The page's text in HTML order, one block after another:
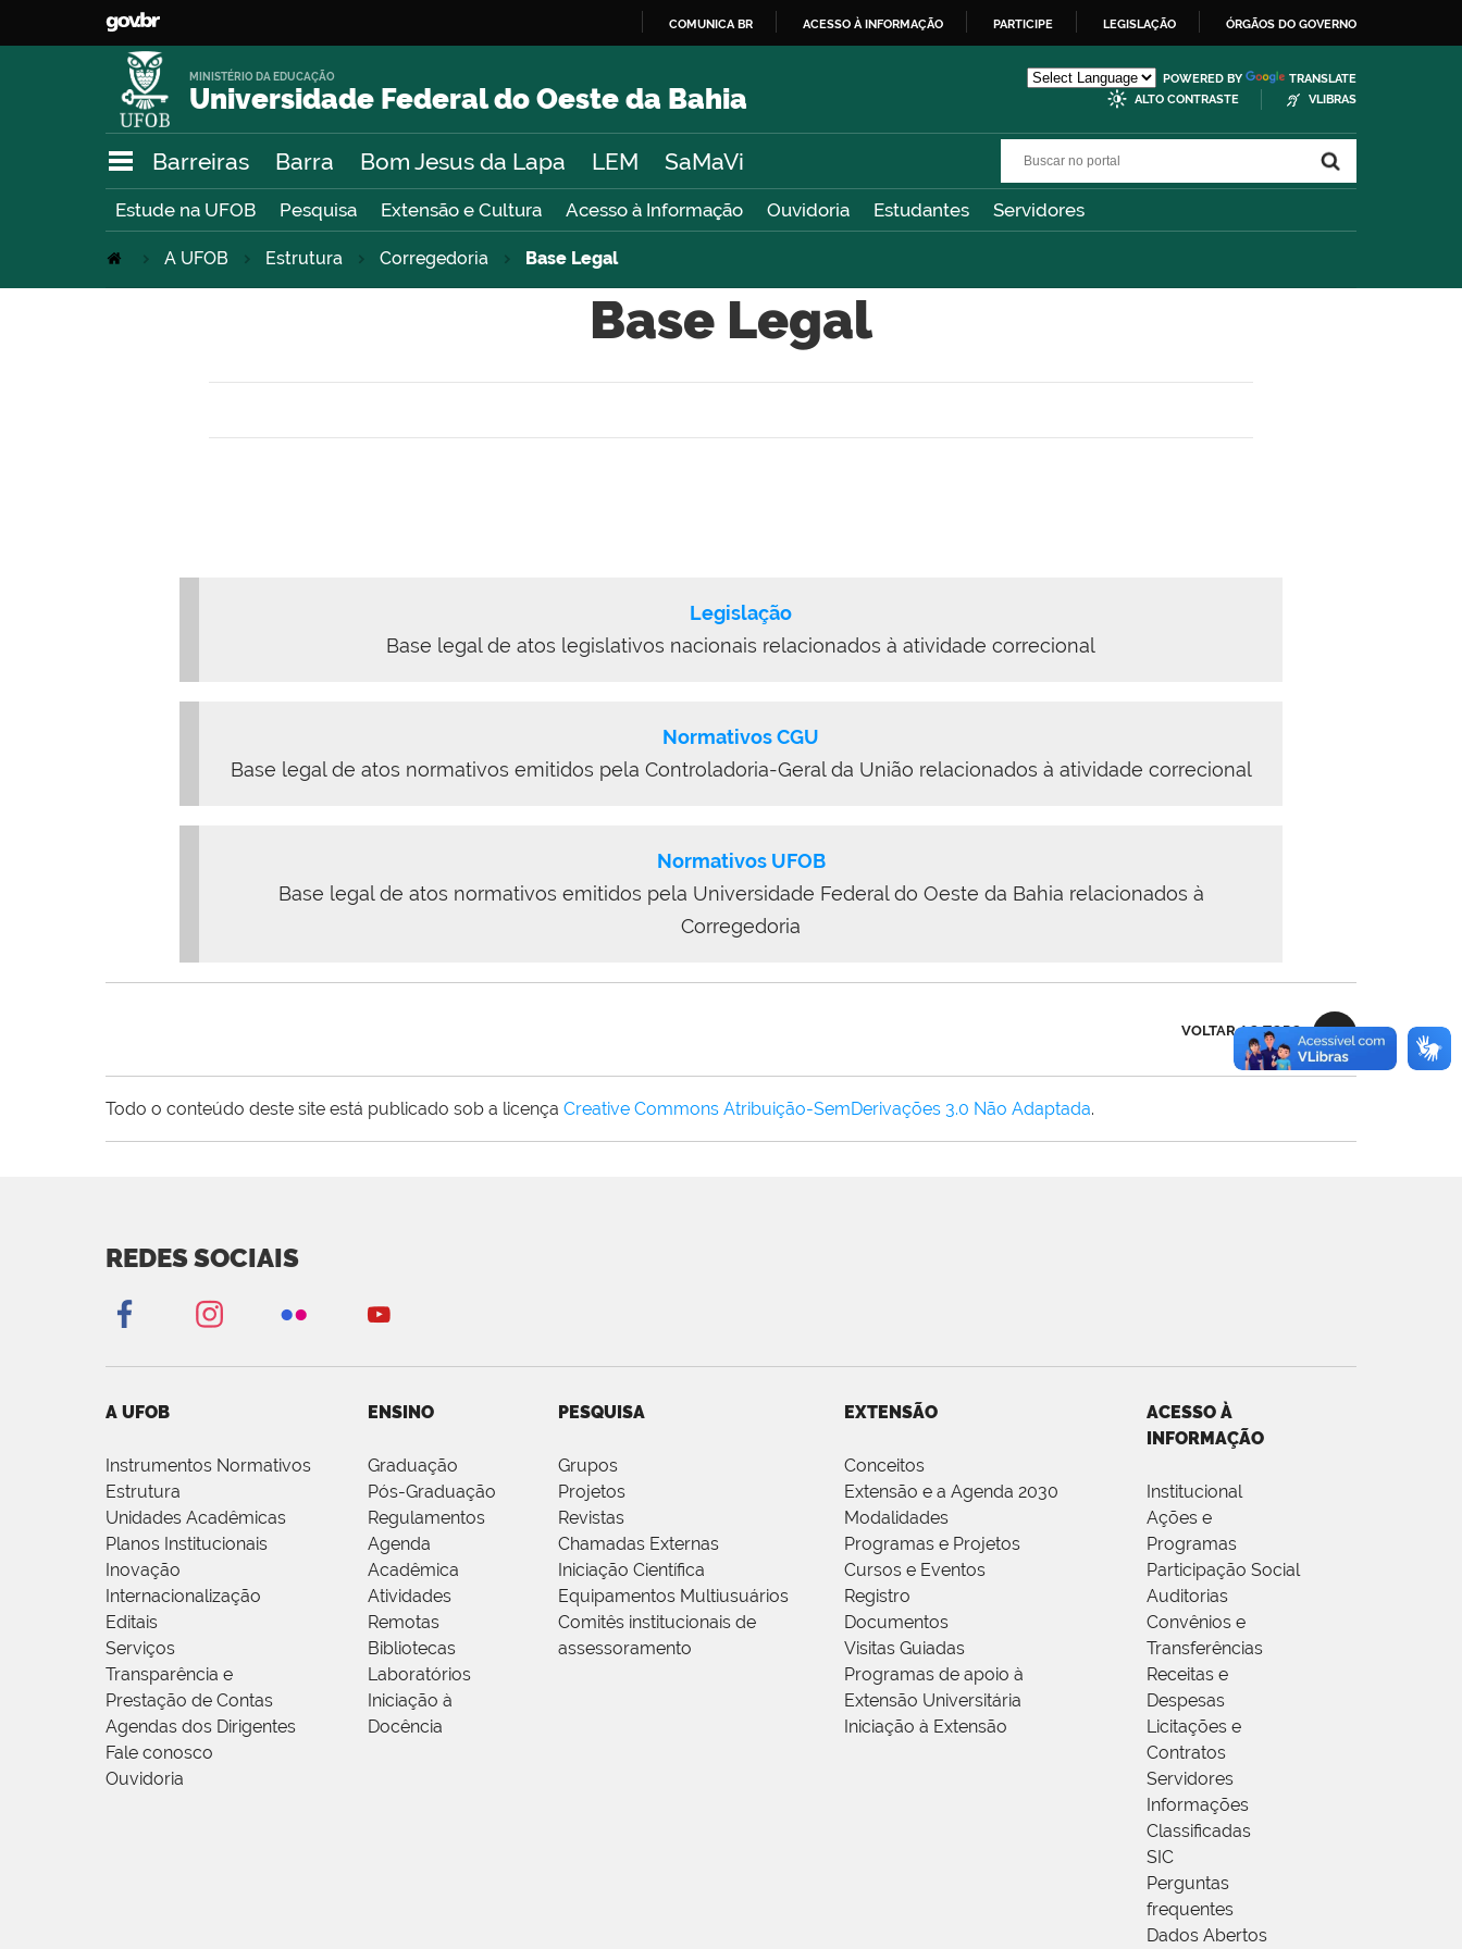
O
COMUNICA BR ACESSO À INFORMAÇÃO PARTICIPE LEGISLAÇÃO ÓRGÃOS DO GOVERNO
Universidade Federal do Oeste da Bahia
MINISTÉRIO DA EDUCAÇÃO POWERED BY
TRANSLATE
ALTO CONTRASTE
VLIBRAS
Barreiras Barra Bom Jesus da Lapa LEM SaMaVi
Estude na UFOB Pesquisa Extensão e Cultura Acesso à Informação Ouvidoria Estudantes Servidores
A UFOB Estrutura Corregedoria Base Legal
Base Legal
Legislação
Base legal de atos legislativos nacionais relacionados à atividade correcional
Normativos CGU
Base legal de atos normativos emitidos pela Controladoria-Geral da União relacionados à atividade correcional
Normativos UFOB
Base legal de atos normativos emitidos pela Universidade Federal do Oeste da Bahia relacionados à
Corregedoria
VOLTAR AO TOPO
Todo o conteúdo deste site está publicado sob a licença Creative Commons Atribuição-SemDerivações 3.0 Não Adaptada.
REDES SOCIAIS
A UFOB
Instrumentos Normativos
Estrutura
Unidades Acadêmicas
Planos Institucionais
Inovação
Internacionalização
Editais
Serviços
Transparência e
Prestação de Contas
Agendas dos Dirigentes
Fale conosco
Ouvidoria
ENSINO
Graduação
Pós-Graduação
Regulamentos
Agenda
Acadêmica
Atividades
Remotas
Bibliotecas
Laboratórios
Iniciação à
Docência
PESQUISA
Grupos
Projetos
Revistas
Chamadas Externas
Iniciação Científica
Equipamentos Multiusuários
Comitês institucionais de
assessoramento
EXTENSÃO
Conceitos
Extensão e a Agenda 2030
Modalidades
Programas e Projetos
Cursos e Eventos
Registro
Documentos
Visitas Guiadas
Programas de apoio à
Extensão Universitária
Iniciação à Extensão
ACESSO À
INFORMAÇÃO
Institucional
Ações e
Programas
Participação Social
Auditorias
Convênios e
Transferências
Receitas e
Despesas
Licitações e
Contratos
Servidores
Informações
Classificadas
SIC
Perguntas
frequentes
Dados Abertos